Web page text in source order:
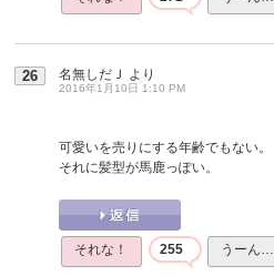
26 名無しだＪ より
2016年1月10日 1:10 PM
可愛いを売りにする年齢でもない。
それに髪型が馬鹿っぽい。
それな！ 255 うーん…